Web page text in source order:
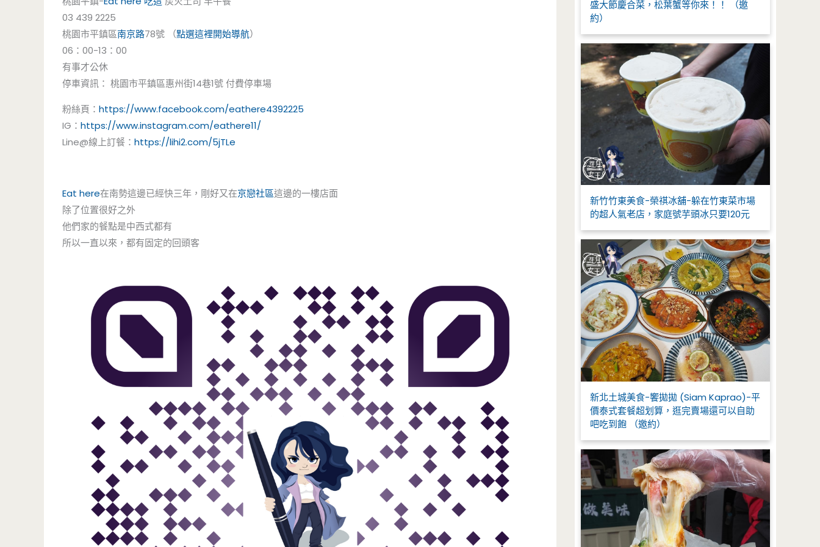
03 439 2225
桃園市平鎮區南京路78號 （點選這裡開始導航）
06：00-13：00
有事才公休
停車資訊： 桃園市平鎮區惠州街14巷1號 付費停車場
粉絲頁： https://www.facebook.com/eathere4392225
IG： https://www.instagram.com/eathere11/
Line@線上訂餐： https://lihi2.com/5jTLe
Eat here在南勢這邊已經快三年，剛好又在京戀社區這邊的一樓店面
除了位置很好之外
他們家的餐點是中西式都有
所以一直以來，都有固定的回頭客
盛大節慶合菜，松葉蟹等你來！！ （邀
約）
新竹竹東美食-榮祺冰舖-躲在竹東菜市場
的超人氣老店，家庭號芋頭冰只要120元
新北土城美食-饗拋拋 (Siam Kaprao)-平
價泰式套餐超划算，逛完賣場還可以自助
吧吃到飽 （邀約）